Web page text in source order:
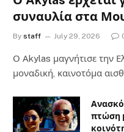
συναυλία στα
By staff July 29, 2026
Ο Αkylas μαγνήτισε την
μοναδική, καινοτόμα
πτώση